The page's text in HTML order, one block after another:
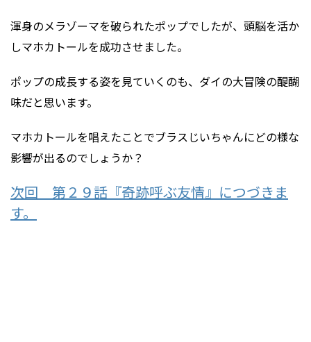
渾身のメラゾーマを破られたポップでしたが、頭脳を活か
しマホカトールを成功させました。
ポップの成長する姿を見ていくのも、ダイの大冒険の醍醐
味だと思います。
マホカトールを唱えたことでブラスじいちゃんにどの様な
影響が出るのでしょうか？
次回 第２９話『奇跡呼ぶ友情』につづきま
す。